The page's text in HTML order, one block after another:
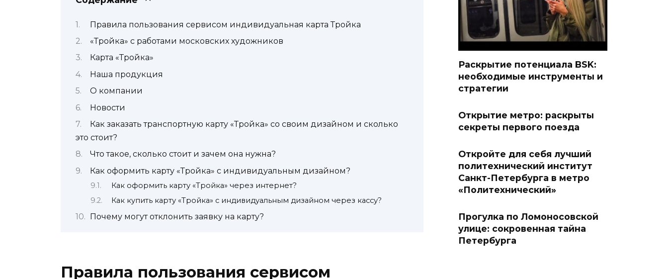
Правила пользования сервисом индивидуальная карта Тройка
«Тройка» с работами московских художников
Карта «Тройка»
Наша продукция
О компании
Новости
Как заказать транспортную карту «Тройка» со своим дизайном и сколько
это стоит?
Что такое, сколько стоит и зачем она нужна?
Как оформить карту «Тройка» с индивидуальным дизайном?
Как оформить карту «Тройка» через интернет?
Как купить карту «Тройка» с индивидуальным дизайном через кассу?
Почему могут отклонить заявку на карту?
Правила пользования сервисом
Раскрытие потенциала BSK:
необходимые инструменты и
стратегии
Открытие метро: раскрыты
секреты первого поезда
Откройте для себя лучший
политехнический институт
Санкт-Петербурга в метро
«Политехнический»
Прогулка по Ломоносовской
улице: сокровенная тайна
Петербурга